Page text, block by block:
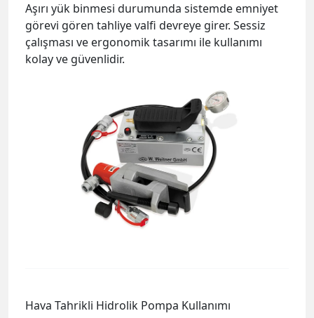
Aşırı yük binmesi durumunda sistemde emniyet
görevi gören tahliye valfi devreye girer. Sessiz
çalışması ve ergonomik tasarımı ile kullanımı
kolay ve güvenlidir.
Hava Tahrikli Hidrolik Pompa Kullanımı